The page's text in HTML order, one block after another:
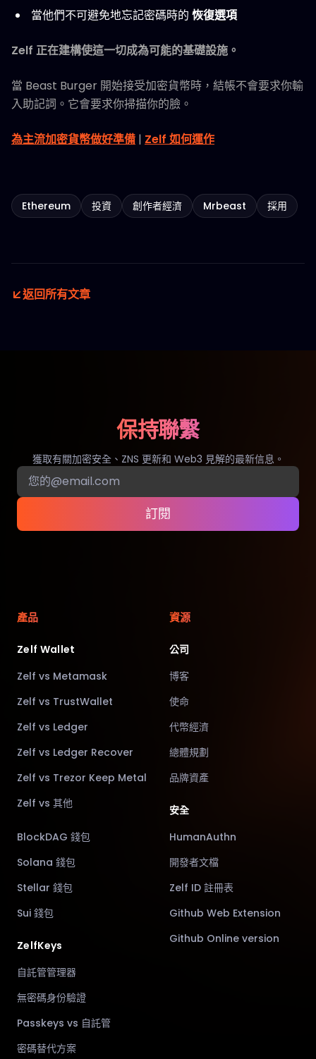
當他們不可避免地忘記密碼時的 恢復選項
Zelf 正在建構使這一切成為可能的基礎設施。
當 Beast Burger 開始接受加密貨幣時，結帳不會要求你輸
入助記詞。它會要求你掃描你的臉。
為主流加密貨幣做好準備 | Zelf 如何運作
Ethereum 投資 創作者經濟 Mrbeast 採用
返回所有文章
保持聯繫
獲取有關加密安全、ZNS 更新和 Web3 見解的最新信息。
訂閱
產品
Zelf Wallet
Zelf vs Metamask
Zelf vs TrustWallet
Zelf vs Ledger
Zelf vs Ledger Recover
Zelf vs Trezor Keep Metal
Zelf vs 其他
BlockDAG 錢包
Solana 錢包
Stellar 錢包
Sui 錢包
ZelfKeys
自託管管理器
無密碼身份驗證
Passkeys vs 自託管
密碼替代方案
資源
公司
博客
使命
代幣經濟
總體規劃
品牌資產
安全
HumanAuthn
開發者文檔
Zelf ID 註冊表
Github Web Extension
Github Online version